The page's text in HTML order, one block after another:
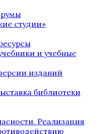
студии»
и учебные
изданий
библиотеки
Реализация